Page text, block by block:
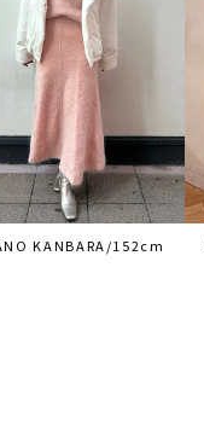
KANBARA/152cm